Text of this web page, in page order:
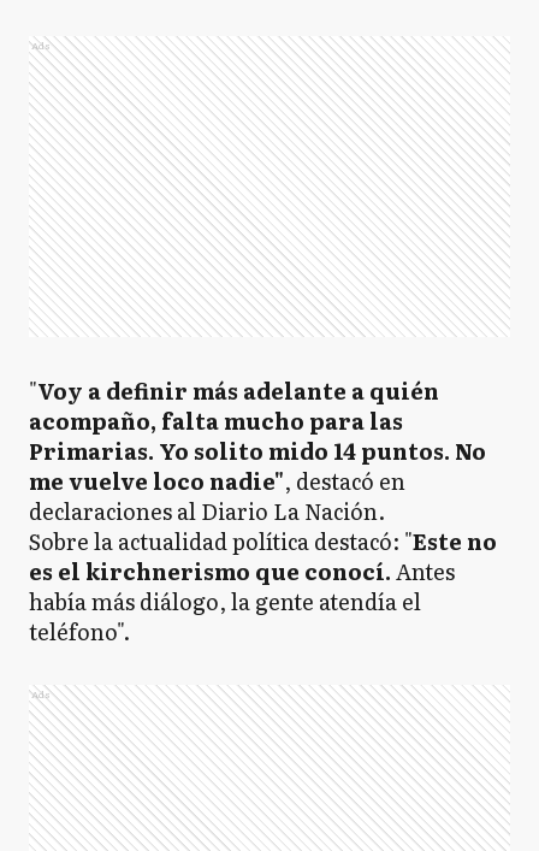
Ads
"Voy a definir más adelante a quién
acompaño, falta mucho para las
Primarias. Yo solito mido 14 puntos. No
me vuelve loco nadie", destacó en
declaraciones al Diario La Nación.
Sobre la actualidad política destacó: "Este no
es el kirchnerismo que conocí.Antes
había más diálogo, la gente atendía el
teléfono".
Ads